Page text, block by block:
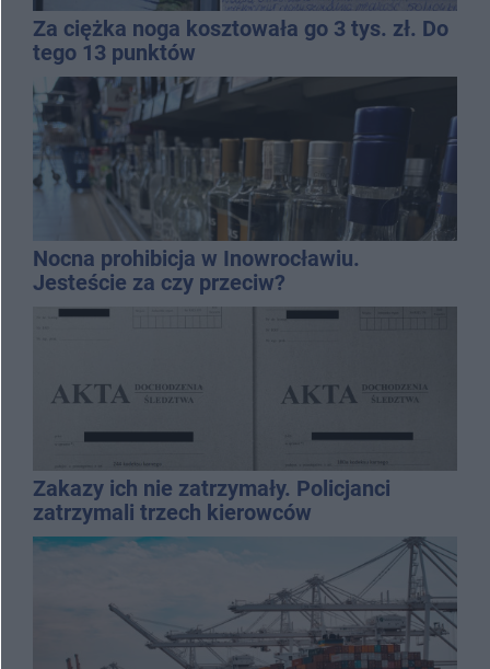
Za ciężka noga kosztowała go 3 tys. zł. Do
tego 13 punktów
Nocna prohibicja w Inowrocławiu.
Jesteście za czy przeciw?
Zakazy ich nie zatrzymały. Policjanci
zatrzymali trzech kierowców